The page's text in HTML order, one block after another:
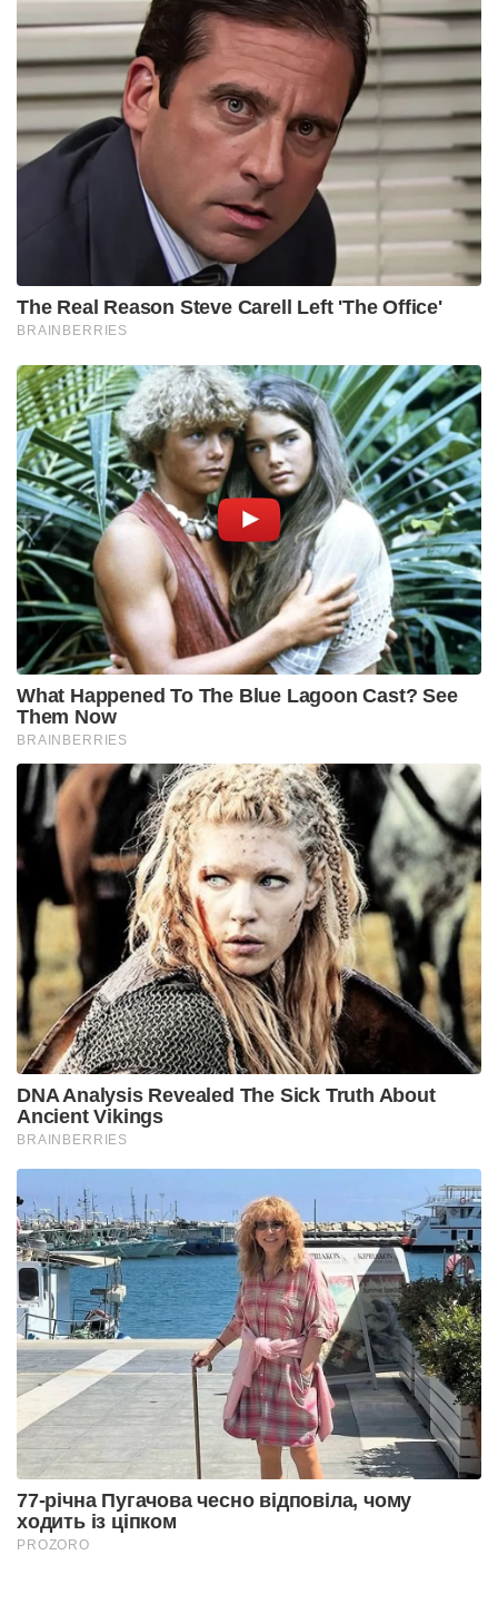
The Real Reason Steve Carell Left 'The Office'
BRAINBERRIES
What Happened To The Blue Lagoon Cast? See
Them Now
BRAINBERRIES
DNA Analysis Revealed The Sick Truth About
Ancient Vikings
BRAINBERRIES
77-річна Пугачова чесно відповіла, чому
ходить із ціпком
PROZORO